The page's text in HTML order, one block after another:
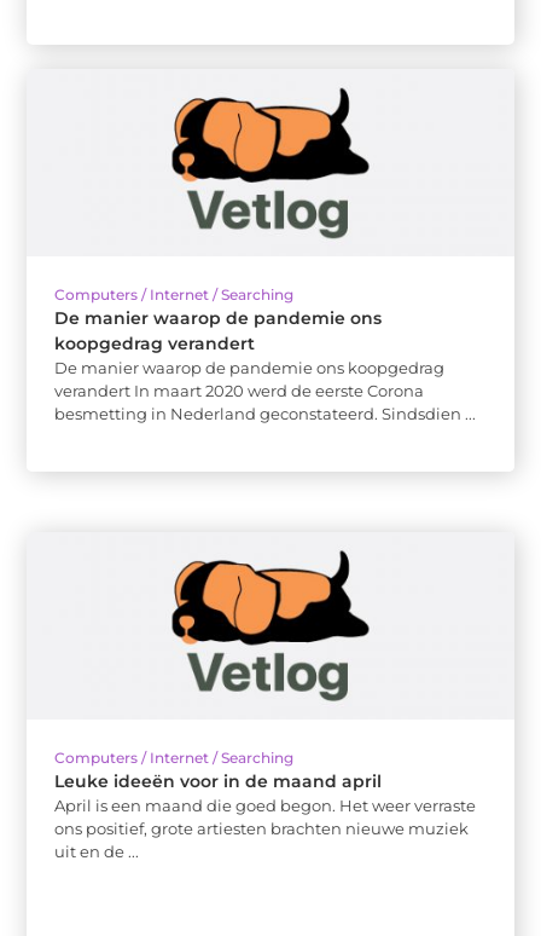
Computers / Internet / Searching
De manier waarop de pandemie ons
koopgedrag verandert
De manier waarop de pandemie ons koopgedrag
verandert In maart 2020 werd de eerste Corona
besmetting in Nederland geconstateerd. Sindsdien ...
Computers / Internet / Searching
Leuke ideeën voor in de maand april
April is een maand die goed begon. Het weer verraste
ons positief, grote artiesten brachten nieuwe muziek
uit en de ...